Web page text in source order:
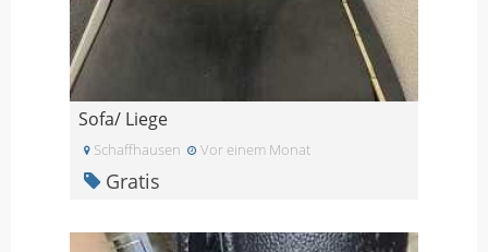
Sofa/ Liege
Schaffhausen Vor einem Monat
Gratis